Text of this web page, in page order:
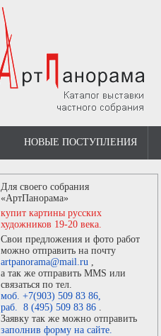
НОВЫЕ ПОСТУПЛЕНИЯ
Для своего собрания
«АртПанорама»
купит картины русских
художников 19-20 века.
Свои предложения и фото работ
можно отправить на почту
artpanorama@mail.ru ,
а так же отправить MMS или
связаться по тел.
моб. +7(903) 509 83 86,
раб. 8 (495) 509 83 86 .
Заявку так же можно отправить
заполнив форму на сайте.